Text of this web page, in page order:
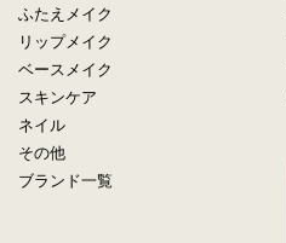
ふたえメイク
リップメイク
ベースメイク
スキンケア
ネイル
その他
ブランド一覧